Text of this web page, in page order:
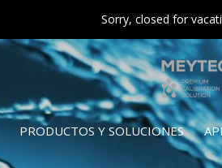
PRODUCTOS Y SOLUCIONES
Sorry, closed for